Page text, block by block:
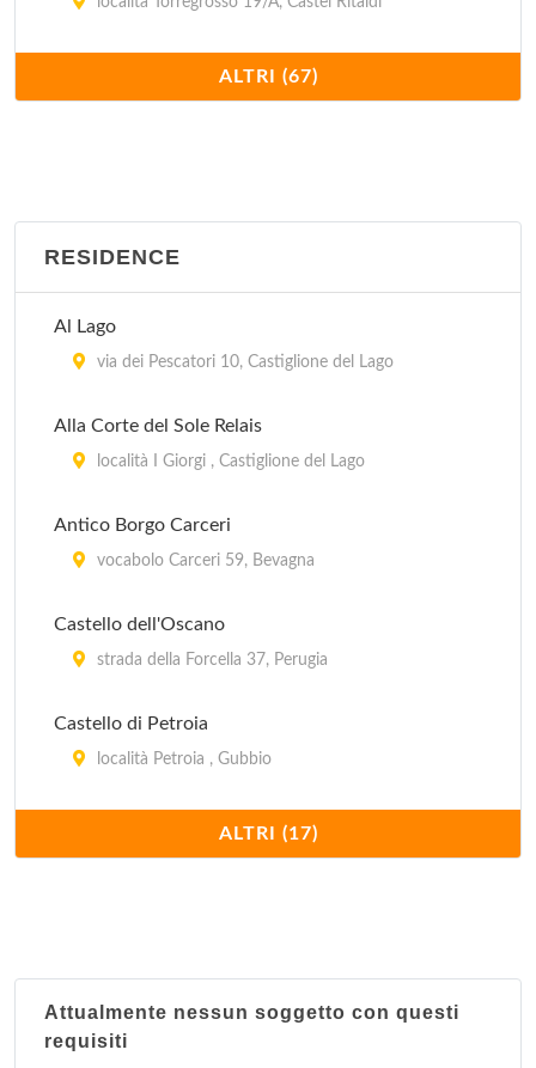
via Case Sparse 28, Castel Ritaldi
Casale Boschetto
Casalfarneto
Casali della Ghisleria
Casavecchia
ALTRI (67)
RESIDENCE
Al Lago
via dei Pescatori 10, Castiglione del Lago
Alla Corte del Sole Relais
località I Giorgi , Castiglione del Lago
Antico Borgo Carceri
vocabolo Carceri 59, Bevagna
Castello dell'Oscano
strada della Forcella 37, Perugia
Castello di Petroia
località Petroia , Gubbio
via della Pace 5, Castiglione del Lago
House Serena
ALTRI (17)
Attualmente nessun soggetto con questi
requisiti